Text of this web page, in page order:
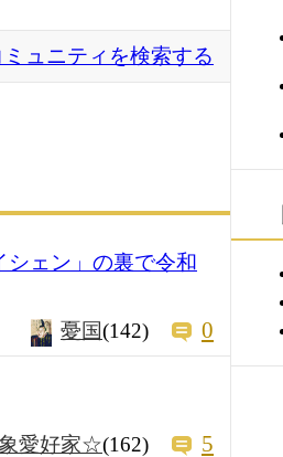
ュニティを検索する
シェン」の裏で令和
憂国(142) 0
愛好家☆(162) 5